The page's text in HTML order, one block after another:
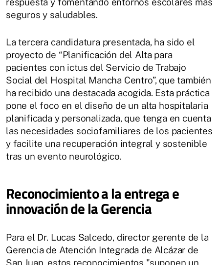
seguros y saludables.
La tercera candidatura presentada, ha sido el
proyecto de “Planificación del Alta para
pacientes con ictus del Servicio de Trabajo
Social del Hospital Mancha Centro”, que también
ha recibido una destacada acogida. Esta práctica
pone el foco en el diseño de un alta hospitalaria
planificada y personalizada, que tenga en cuenta
las necesidades sociofamiliares de los pacientes
y facilite una recuperación integral y sostenible
tras un evento neurológico.
Reconocimiento a la entrega e
innovación de la Gerencia
Para el Dr. Lucas Salcedo, director gerente de la
Gerencia de Atención Integrada de Alcázar de
San Juan, estos reconocimientos "suponen un